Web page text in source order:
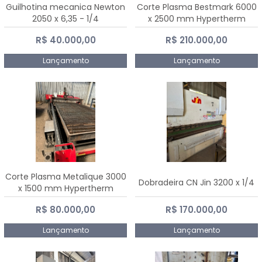
Guilhotina mecanica Newton
2050 x 6,35 - 1/4
R$ 40.000,00
Lançamento
Corte Plasma Bestmark 6000
x 2500 mm Hypertherm
MaxPro 200
R$ 210.000,00
Lançamento
Corte Plasma Metalique 3000
x 1500 mm Hypertherm
Powermax 45 xp
R$ 80.000,00
Lançamento
Dobradeira CN Jin 3200 x 1/4
R$ 170.000,00
Lançamento